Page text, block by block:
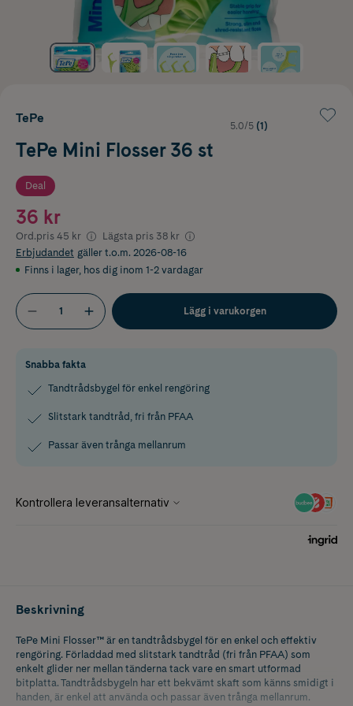
TePe
5.0/5 (1)
TePe Mini Flosser 36 st
Deal
36 kr
Ord.pris 45 kr Lägsta pris 38 kr
Erbjudandet gäller t.o.m. 2026-08-16
Finns i lager, hos dig inom 1-2 vardagar
Lägg i varukorgen
Snabba fakta
Tandtrådsbygel för enkel rengöring
Slitstark tandtråd, fri från PFAA
Passar även trånga mellanrum
Beskrivning
TePe Mini Flosser™ är en tandtrådsbygel för en enkel och effektiv
rengöring. Förladdad med slitstark tandtråd (fri från PFAA) som
enkelt glider ner mellan tänderna tack vare en smart utformad
bitplatta. Tandtrådsbygeln har ett bekvämt skaft som känns smidigt i
handen, är enkel att använda och passar även trånga mellanrum.